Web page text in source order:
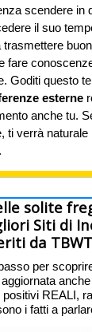
scendere in
il suo
fare
Goditi questo
esterne
anche tu.
ti verrà naturale
solite
Siti di
da
per
REALI,
i fatti a